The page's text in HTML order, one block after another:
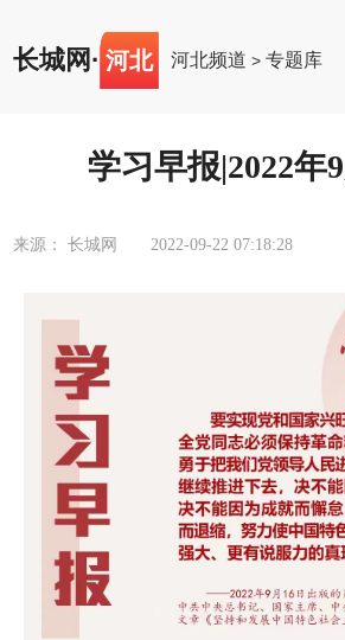
长城网 · 河北 河北频道 >专题库
学习早报|2022年
来源： 长城网 2022-09-22 07:18:28